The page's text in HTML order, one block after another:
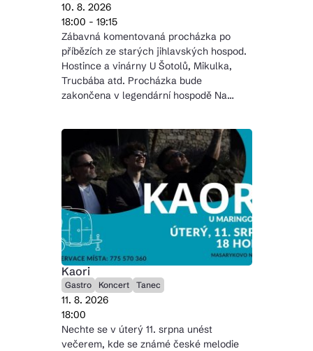
10. 8. 2026
18:00 - 19:15
Zábavná komentovaná procházka po
příbězích ze starých jihlavských hospod.
Hostince a vinárny U Šotolů, Mikulka,
Trucbába atd. Procházka bude
zakončena v legendární hospodě Na…
Kaori
Gastro Koncert Tanec
11. 8. 2026
18:00
Nechte se v úterý 11. srpna unést
večerem, kde se známé české melodie